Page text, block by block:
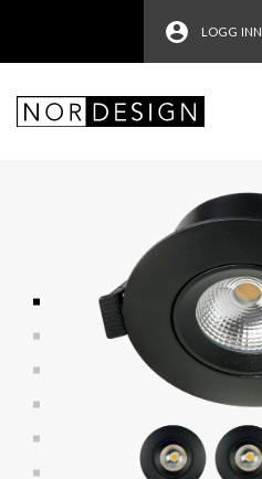
LOGG INN